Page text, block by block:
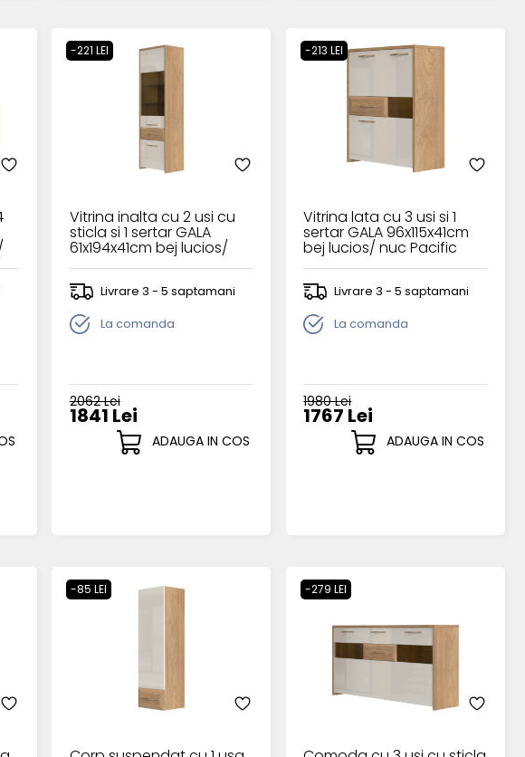
-221 LEI
Vitrina inalta cu 2 usi cu
sticla si 1 sertar GALA
61x194x41cm bej lucios/
Livrare 3 - 5 saptamani
La comanda
2062 Lei
1841 Lei
ADAUGA IN COS
-213 LEI
Vitrina lata cu 3 usi si 1
sertar GALA 96x115x41cm
bej lucios/ nuc Pacific
Livrare 3 - 5 saptamani
La comanda
1980 Lei
1767 Lei
ADAUGA IN COS
-85 LEI -279 LEI